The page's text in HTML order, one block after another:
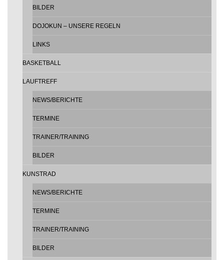
BILDER
DOJOKUN – UNSERE REGELN
LINKS
BASKETBALL
LAUFTREFF
NEWS/BERICHTE
TERMINE
TRAINER/TRAINING
BILDER
KUNSTRAD
NEWS/BERICHTE
TERMINE
TRAINER/TRAINING
BILDER